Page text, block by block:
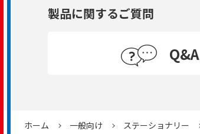
製品に関するご質問
Q&A
ホーム 一般向け ステーショナリー